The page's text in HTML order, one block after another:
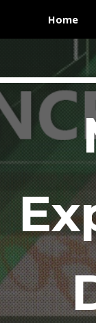
Skip to main content
Home